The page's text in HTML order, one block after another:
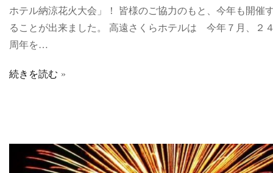
ホテル納涼花火大会」！ 皆様のご協力のもと、今年も開催
ることが出来ました。 高遠さくらホテルは 今年７月、２
周年を…
続きを読む